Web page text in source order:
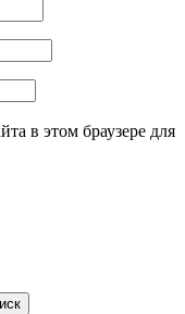
в этом браузере для